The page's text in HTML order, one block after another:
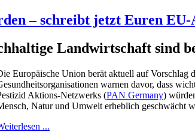
– schreibt jetzt Euren EU-
Landwirtschaft sind
Europäische Union berät aktuell auf Vorschlag
warnen davor, dass
Aktions-Netzwerks (PAN Germany)
Natur und Umwelt erheblich geschwächt
...